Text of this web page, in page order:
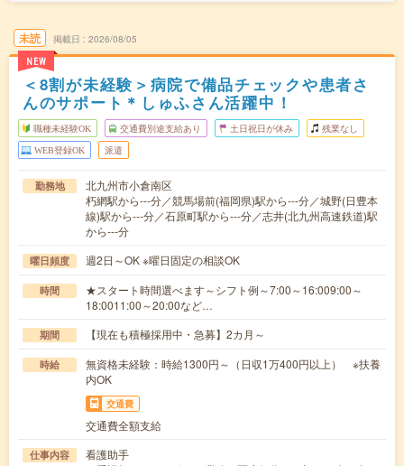
未読
NEW
掲載日 2026/08/05
＜8割が未経験＞病院で備品チェックや患者さ
んのサポート＊しゅふさん活躍中！
職種未経験OK 交通費別途支給あり 土日祝日が休み 残業なし
WEB登録OK 派遣
勤務地
北九州市小倉南区
朽網駅から---分／競馬場前(福岡県)駅から---分／城野(日豊本
線)駅から---分／石原町駅から---分／志井(北九州高速鉄道)駅
から---分
曜日頻度 週2日～OK ※曜日固定の相談OK
時間
★スタート時間選べます～シフト例～7:00～16:009:00～
18:0011:00～20:00など…
期間 【現在も積極採用中・急募】2カ月～
時給
無資格未経験：時給1300円～（日収1万400円以上） ※扶養
内OK
交通費
交通費全額支給
仕事内容
看護助手